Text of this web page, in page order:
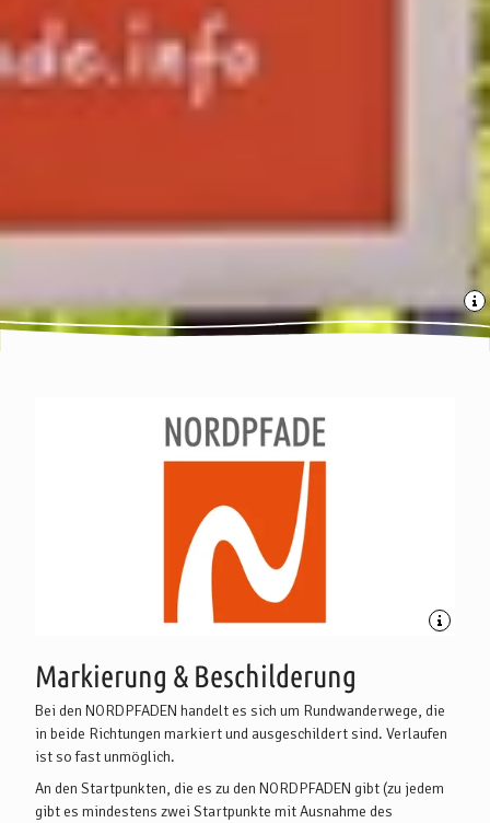
Markierung & Beschilderung
Bei den NORDPFADEN handelt es sich um Rundwanderwege, die
in beide Richtungen markiert und ausgeschildert sind. Verlaufen
ist so fast unmöglich.
An den Startpunkten, die es zu den NORDPFADEN gibt (zu jedem
gibt es mindestens zwei Startpunkte mit Ausnahme des